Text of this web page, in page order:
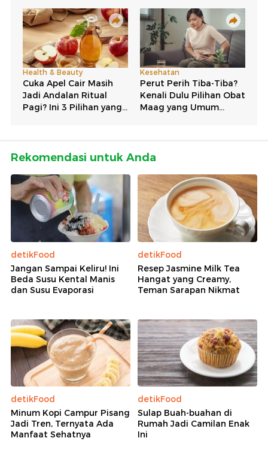
Rekomendasi untuk Anda
detikFood
Jangan Sampai Keliru! Ini
Beda Susu Kental Manis
dan Susu Evaporasi
detikFood
Resep Jasmine Milk Tea
Hangat yang Creamy,
Teman Sarapan Nikmat
detikFood
Minum Kopi Campur Pisang
Jadi Tren, Ternyata Ada
Manfaat Sehatnya
detikFood
Sulap Buah-buahan di
Rumah Jadi Camilan Enak
Ini